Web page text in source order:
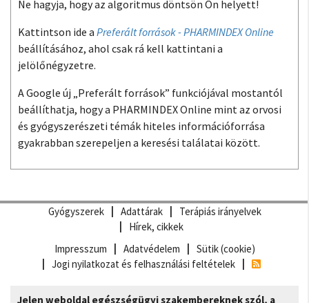
Ne hagyja, hogy az algoritmus döntsön Ön helyett!
Kattintson ide a Preferált források - PHARMINDEX Online
beállításához, ahol csak rá kell kattintani a
jelölőnégyzetre.
A Google új „Preferált források” funkciójával mostantól
beállíthatja, hogy a PHARMINDEX Online mint az orvosi
és gyógyszerészeti témák hiteles információforrása
gyakrabban szerepeljen a keresési találatai között.
Gyógyszerek Adattárak
Terápiás irányelvek
Hírek, cikkek
Impresszum
Adatvédelem
Sütik (cookie)
Jogi nyilatkozat és felhasználási feltételek
Jelen weboldal egészségügyi szakembereknek szól, a